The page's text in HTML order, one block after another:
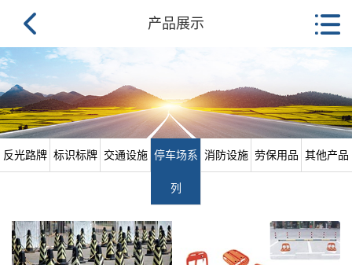
产品展示
反光路牌 标识标牌 交通设施 停车场系
列
消防设施 劳保用品 其他产品